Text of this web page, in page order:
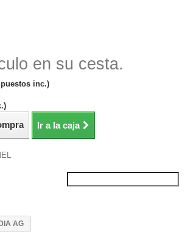
en su cesta.
inc.)
Ir a la caja
AG